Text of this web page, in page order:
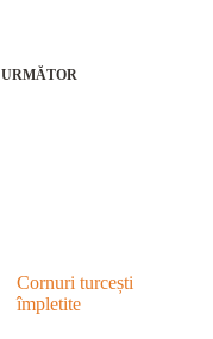
URMĂTOR
Cornuri turcești
împletite